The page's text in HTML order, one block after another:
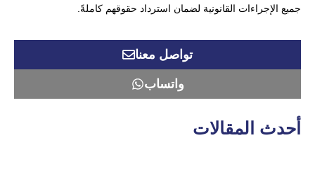
تواصل معنا
واتساب
أحدث المقالات
جميع الإجراءات القانونية لضمان استرداد حقوقهم كاملةً.